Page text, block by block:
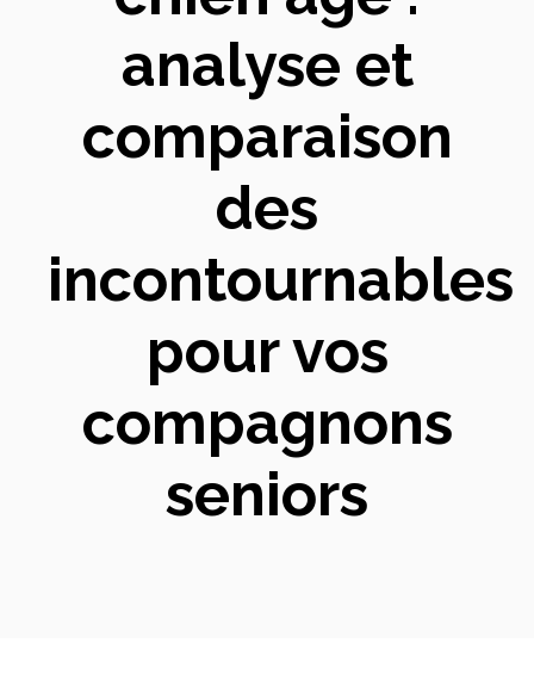
analyse et
comparaison
des
incontournables
pour vos
compagnons
seniors